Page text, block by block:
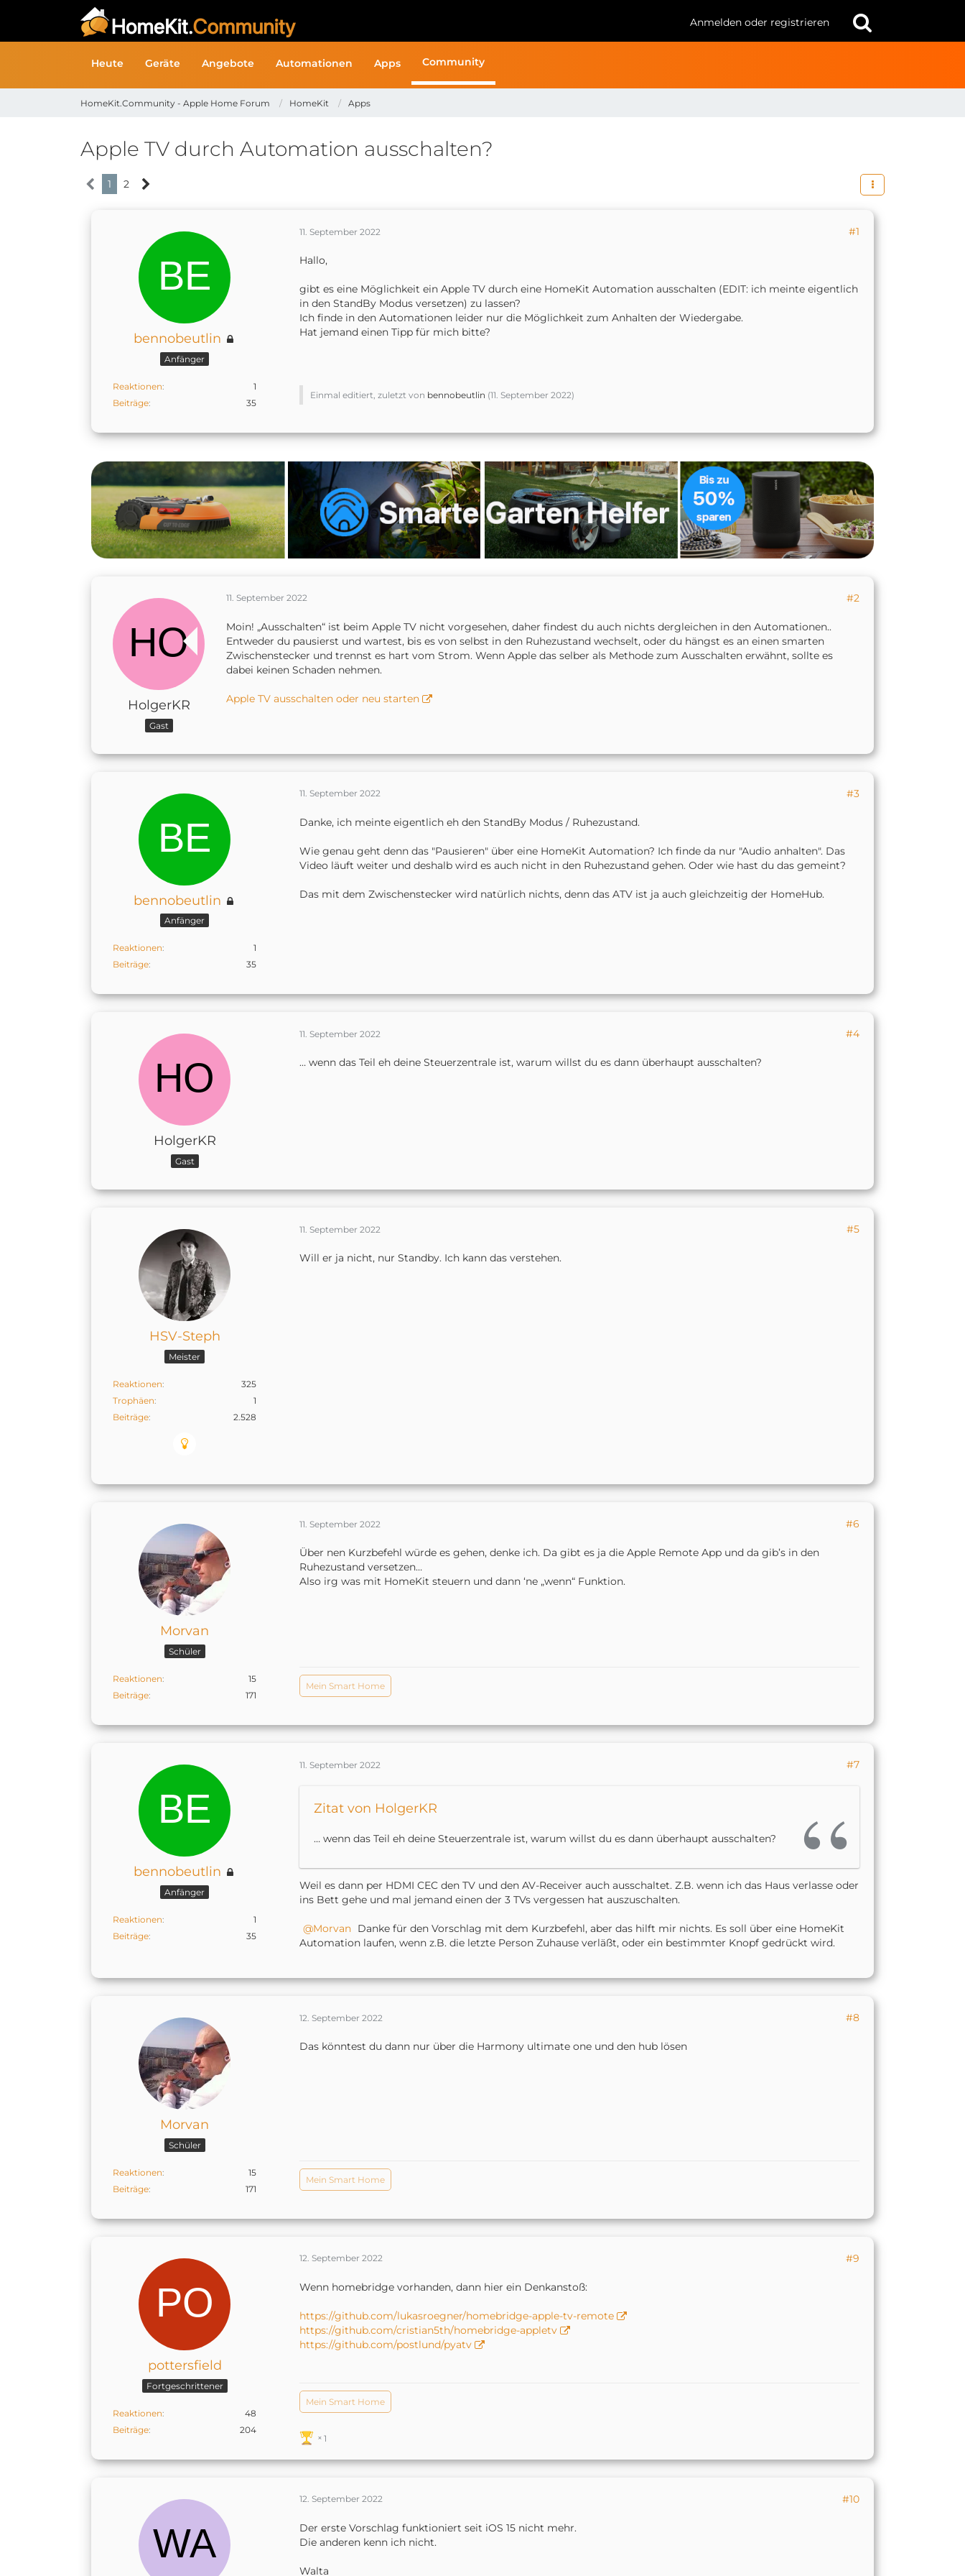
Anmelden oder registrieren
Heute Geräte Angebote Automationen Apps Community
HomeKit.Community - Apple Home Forum HomeKit Apps
Apple TV durch Automation ausschalten?
1 2
bennobeutlin
Anfänger
Reaktionen
1
Beiträge
35
11. September 2022 #1
Hallo,
gibt es eine Möglichkeit ein Apple TV durch eine HomeKit Automation ausschalten (EDIT: ich meinte eigentlich
in den StandBy Modus versetzen) zu lassen?
Ich finde in den Automationen leider nur die Möglichkeit zum Anhalten der Wiedergabe.
Hat jemand einen Tipp für mich bitte?
Einmal editiert, zuletzt von bennobeutlin (11. September 2022)
HolgerKR
Gast
11. September 2022 #2
Moin! „Ausschalten“ ist beim Apple TV nicht vorgesehen, daher findest du auch nichts dergleichen in den Automationen..
Entweder du pausierst und wartest, bis es von selbst in den Ruhezustand wechselt, oder du hängst es an einen smarten
Zwischenstecker und trennst es hart vom Strom. Wenn Apple das selber als Methode zum Ausschalten erwähnt, sollte es
dabei keinen Schaden nehmen.
Apple TV ausschalten oder neu starten
bennobeutlin
Anfänger
Reaktionen
1
Beiträge
35
11. September 2022 #3
Danke, ich meinte eigentlich eh den StandBy Modus / Ruhezustand.
Wie genau geht denn das "Pausieren" über eine HomeKit Automation? Ich finde da nur "Audio anhalten". Das
Video läuft weiter und deshalb wird es auch nicht in den Ruhezustand gehen. Oder wie hast du das gemeint?
Das mit dem Zwischenstecker wird natürlich nichts, denn das ATV ist ja auch gleichzeitig der HomeHub.
HolgerKR
Gast
11. September 2022 #4
… wenn das Teil eh deine Steuerzentrale ist, warum willst du es dann überhaupt ausschalten?
HSV-Steph
Meister
Reaktionen
325
Trophäen
1
Beiträge
2.528
11. September 2022 #5
Will er ja nicht, nur Standby. Ich kann das verstehen.
Morvan
Schüler
Reaktionen
15
Beiträge
171
11. September 2022 #6
Über nen Kurzbefehl würde es gehen, denke ich. Da gibt es ja die Apple Remote App und da gib’s in den
Ruhezustand versetzen…
Also irg was mit HomeKit steuern und dann ‘ne „wenn“ Funktion.
Mein Smart Home
bennobeutlin
Anfänger
Reaktionen
1
Beiträge
35
11. September 2022 #7
Zitat von HolgerKR
… wenn das Teil eh deine Steuerzentrale ist, warum willst du es dann überhaupt ausschalten?
Weil es dann per HDMI CEC den TV und den AV-Receiver auch ausschaltet. Z.B. wenn ich das Haus verlasse oder
ins Bett gehe und mal jemand einen der 3 TVs vergessen hat auszuschalten.
Morvan Danke für den Vorschlag mit dem Kurzbefehl, aber das hilft mir nichts. Es soll über eine HomeKit
Automation laufen, wenn z.B. die letzte Person Zuhause verläßt, oder ein bestimmter Knopf gedrückt wird.
Morvan
Schüler
Reaktionen
15
Beiträge
171
12. September 2022 #8
Das könntest du dann nur über die Harmony ultimate one und den hub lösen
Mein Smart Home
pottersfield
Fortgeschrittener
Reaktionen
48
Beiträge
204
12. September 2022 #9
Wenn homebridge vorhanden, dann hier ein Denkanstoß:
https://github.com/lukasroegner/homebridge-apple-tv-remote
https://github.com/cristian5th/homebridge-appletv
https://github.com/postlund/pyatv
Mein Smart Home
1
12. September 2022 #10
Der erste Vorschlag funktioniert seit iOS 15 nicht mehr.
Die anderen kenn ich nicht.
Walta